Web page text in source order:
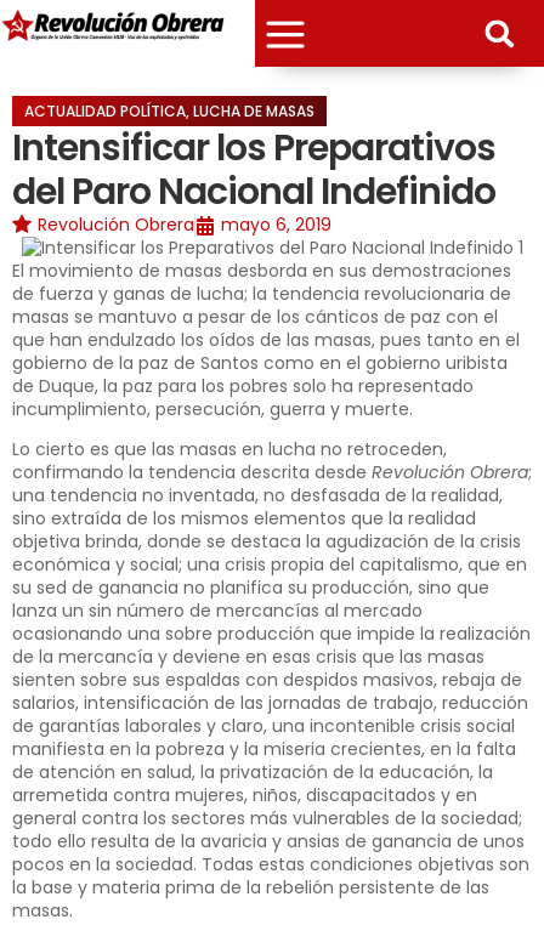
ACTUALIDAD POLÍTICA,LUCHA DE MASAS
Intensificar los Preparativos
del Paro Nacional Indefinido
Revolución Obrera
mayo 6, 2019
El movimiento de masas desborda en sus demostraciones
de fuerza y ganas de lucha; la tendencia revolucionaria de
masas se mantuvo a pesar de los cánticos de paz con el
que han endulzado los oídos de las masas, pues tanto en el
gobierno de la paz de Santos como en el gobierno uribista
de Duque, la paz para los pobres solo ha representado
incumplimiento, persecución, guerra y muerte.
Lo cierto es que las masas en lucha no retroceden,
confirmando la tendencia descrita desde Revolución Obrera;
una tendencia no inventada, no desfasada de la realidad,
sino extraída de los mismos elementos que la realidad
objetiva brinda, donde se destaca la agudización de la crisis
económica y social; una crisis propia del capitalismo, que en
su sed de ganancia no planifica su producción, sino que
lanza un sin número de mercancías al mercado
ocasionando una sobre producción que impide la realización
de la mercancía y deviene en esas crisis que las masas
sienten sobre sus espaldas con despidos masivos, rebaja de
salarios, intensificación de las jornadas de trabajo, reducción
de garantías laborales y claro, una incontenible crisis social
manifiesta en la pobreza y la miseria crecientes, en la falta
de atención en salud, la privatización de la educación, la
arremetida contra mujeres, niños, discapacitados y en
general contra los sectores más vulnerables de la sociedad;
todo ello resulta de la avaricia y ansias de ganancia de unos
pocos en la sociedad. Todas estas condiciones objetivas son
la base y materia prima de la rebelión persistente de las
masas.